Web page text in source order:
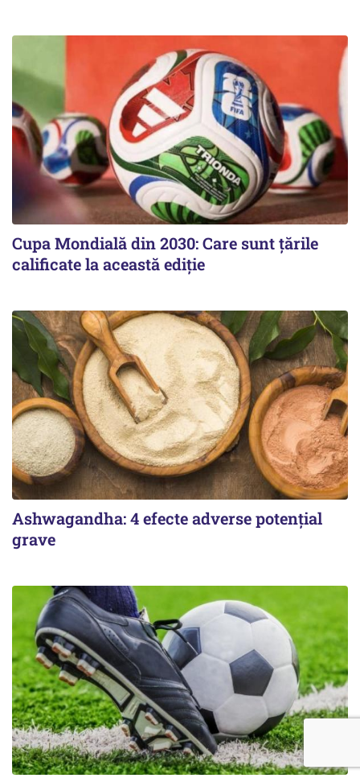
Cupa Mondială din 2030: Care sunt țările
calificate la această ediție
Ashwagandha: 4 efecte adverse potențial
grave